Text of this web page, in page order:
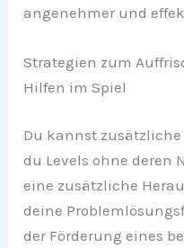
angenehmer und
Strategien zum
Hilfen im Spiel
Du kannst
du Levels ohne deren
eine zusätzliche
deine
der Förderung eines